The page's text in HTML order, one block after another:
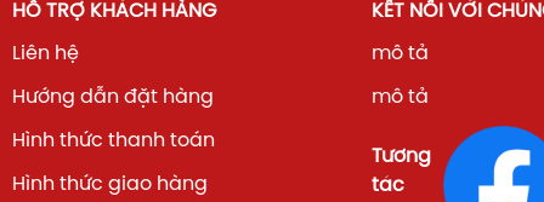
HỖ TRỢ KHÁCH HÀNG
Liên hệ
Hướng dẫn đặt hàng
Hình thức thanh toán
Hình thức giao hàng
KẾT NỐI VỚI
mô tả
mô tả
Tương
tác